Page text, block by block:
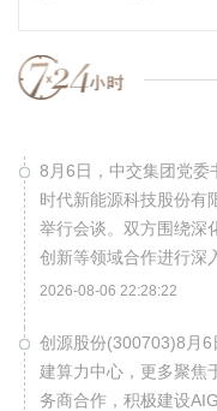
8月6日，中交集团党委
时代新能源科技股份有
举行会谈。双方围绕深
创新等领域合作进行深
2026-08-06 22:28:22
创源股份(300703)8月6
建算力中心，更多聚焦
务商合作，积极建设